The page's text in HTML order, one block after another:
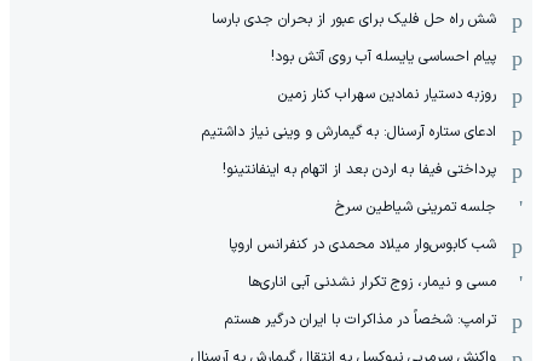
شش راه حل فلیک برای عبور از بحران جدی بارسا
پیام احساسی یایسله آب روی آتش بود!
روزبه دستیار نمادین سهراب کنار زمین
ادعای ستاره آرسنال: به گیمارش و وینی نیاز داشتیم
پرداختی فیفا به اردن بعد از اتهام به اینفانتینو!
جلسه تمرینی شیاطین سرخ
شب کابوس‌وار میلاد محمدی در کنفرانس اروپا
مسی و نیمار، زوج تکرار نشدنی آبی اناری‌ها
ترامپ: شخصاً در مذاکرات با ایران درگیر هستم